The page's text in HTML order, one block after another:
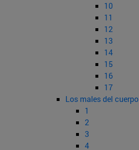
10
11
12
13
14
15
16
17
Los males del cuerpo
1
2
3
4